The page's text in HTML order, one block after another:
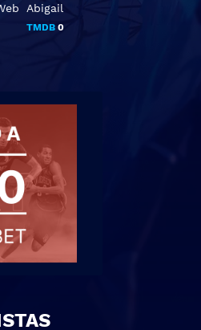
Abigail
TMDB 0